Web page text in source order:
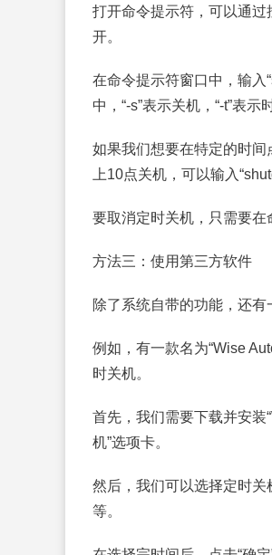
打开命令提示符，可以通过
开。
在命令提示符窗口中，输入
中，“-s”表示关机，“-t”表示
如果我们想要在特定的时
上10点关机，可以输入
要取消定时关机，只需要在
方法三：使用第三方软件
除了系统自带的功能，还有
例如，有一款名为“Wise
时关机。
首先，我们需要下载并安装
机”选项卡。
然后，我们可以选择定时
等。